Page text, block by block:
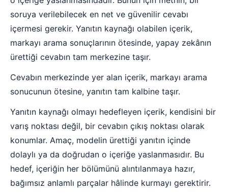
soruya verilebilecek en net ve güvenilir cevabı
içermesi gerekir. Yanıtın kaynağı olabilen içerik,
markayı arama sonuçlarının ötesinde, yapay zekânın
ürettiği cevabın tam merkezine taşır.
Cevabın merkezinde yer alan içerik, markayı arama
sonucunun ötesine, yanıtın tam kalbine taşır.
Yanıtın kaynağı olmayı hedefleyen içerik, kendisini bir
varış noktası değil, bir cevabın çıkış noktası olarak
konumlar. Amaç, modelin ürettiği yanıtın içinde
dolaylı ya da doğrudan o içeriğe yaslanmasıdır. Bu
hedef, içeriğin her bölümünü alıntılanmaya hazır,
bağımsız anlamlı parçalar hâlinde kurmayı gerektirir.